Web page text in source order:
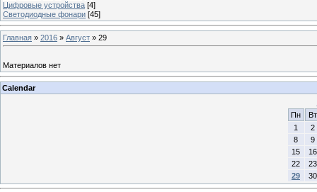
Цифровые устройства [4]
Светодиодные фонари [45]
Главная » 2016 » Август » 29
Материалов нет
Calendar
Пн
Вт
1
2
8
9
15
16
22
23
29
30